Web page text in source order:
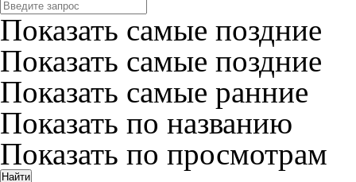
Показать самые поздние
Показать самые поздние
Показать самые ранние
Показать по названию
Показать по просмотрам